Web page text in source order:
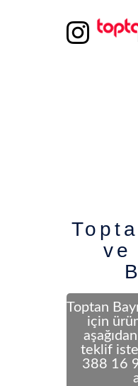
ve
Toptan
için
teklif
388 16